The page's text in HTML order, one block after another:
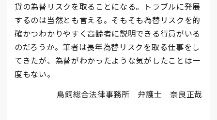
貨の為替リスクを取ることになる。トラブルに発展
するのは当然とも言える。そもそも為替リスクを的
確かつわかりやすく高齢者に説明できる行員がいる
のだろうか。筆者は長年為替リスクを取る仕事をし
てきたが、為替がわかったような気がしたことは一
度もない。
鳥飼総合法律事務所 弁護士 奈良正哉